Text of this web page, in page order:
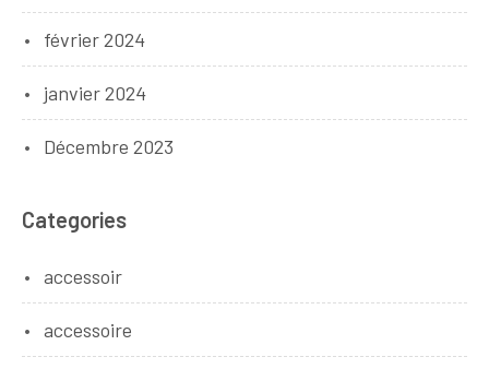
février 2024
janvier 2024
Décembre 2023
Categories
accessoir
accessoire